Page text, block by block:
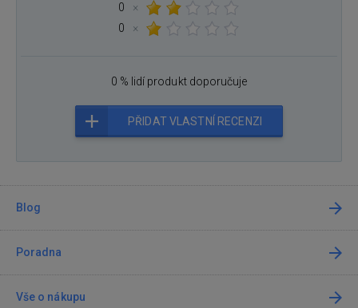
0
×
0
×
0 % lidí produkt doporučuje
PŘIDAT VLASTNÍ RECENZI
Blog
Poradna
Vše o nákupu